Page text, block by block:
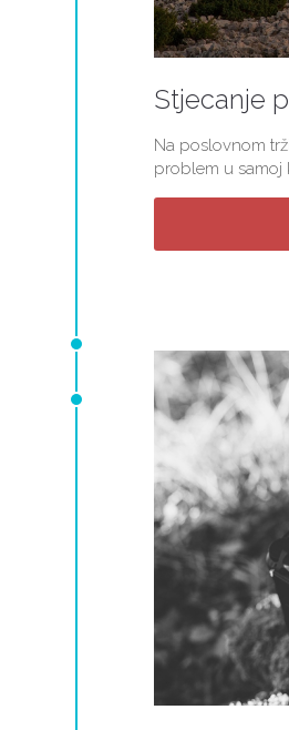
Stjecanje
Na poslovnom
problem u samoj